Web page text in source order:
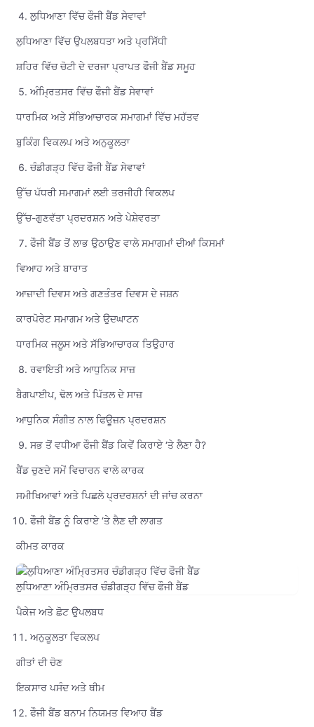
ਲੁਧਿਆਣਾ ਵਿੱਚ ਫੌਜੀ ਬੈਂਡ ਸੇਵਾਵਾਂ
ਲੁਧਿਆਣਾ ਵਿੱਚ ਉਪਲਬਧਤਾ ਅਤੇ ਪ੍ਰਸਿੱਧੀ
ਸ਼ਹਿਰ ਵਿੱਚ ਚੋਟੀ ਦੇ ਦਰਜਾ ਪ੍ਰਾਪਤ ਫੌਜੀ ਬੈਂਡ ਸਮੂਹ
ਅੰਮ੍ਰਿਤਸਰ ਵਿੱਚ ਫੌਜੀ ਬੈਂਡ ਸੇਵਾਵਾਂ
ਧਾਰਮਿਕ ਅਤੇ ਸੱਭਿਆਚਾਰਕ ਸਮਾਗਮਾਂ ਵਿੱਚ ਮਹੱਤਵ
ਬੁਕਿੰਗ ਵਿਕਲਪ ਅਤੇ ਅਨੁਕੂਲਤਾ
ਚੰਡੀਗੜ੍ਹ ਵਿੱਚ ਫੌਜੀ ਬੈਂਡ ਸੇਵਾਵਾਂ
ਉੱਚ ਪੱਧਰੀ ਸਮਾਗਮਾਂ ਲਈ ਤਰਜੀਹੀ ਵਿਕਲਪ
ਉੱਚ-ਗੁਣਵੱਤਾ ਪ੍ਰਦਰਸ਼ਨ ਅਤੇ ਪੇਸ਼ੇਵਰਤਾ
ਫੌਜੀ ਬੈਂਡ ਤੋਂ ਲਾਭ ਉਠਾਉਣ ਵਾਲੇ ਸਮਾਗਮਾਂ ਦੀਆਂ ਕਿਸਮਾਂ
ਵਿਆਹ ਅਤੇ ਬਾਰਾਤ
ਆਜ਼ਾਦੀ ਦਿਵਸ ਅਤੇ ਗਣਤੰਤਰ ਦਿਵਸ ਦੇ ਜਸ਼ਨ
ਕਾਰਪੋਰੇਟ ਸਮਾਗਮ ਅਤੇ ਉਦਘਾਟਨ
ਧਾਰਮਿਕ ਜਲੂਸ ਅਤੇ ਸੱਭਿਆਚਾਰਕ ਤਿਉਹਾਰ
ਰਵਾਇਤੀ ਅਤੇ ਆਧੁਨਿਕ ਸਾਜ਼
ਬੈਗਪਾਈਪ, ਢੋਲ ਅਤੇ ਪਿੱਤਲ ਦੇ ਸਾਜ਼
ਆਧੁਨਿਕ ਸੰਗੀਤ ਨਾਲ ਫਿਊਜ਼ਨ ਪ੍ਰਦਰਸ਼ਨ
ਸਭ ਤੋਂ ਵਧੀਆ ਫੌਜੀ ਬੈਂਡ ਕਿਵੇਂ ਕਿਰਾਏ ‘ਤੇ ਲੈਣਾ ਹੈ?
ਬੈਂਡ ਚੁਣਦੇ ਸਮੇਂ ਵਿਚਾਰਨ ਵਾਲੇ ਕਾਰਕ
ਸਮੀਖਿਆਵਾਂ ਅਤੇ ਪਿਛਲੇ ਪ੍ਰਦਰਸ਼ਨਾਂ ਦੀ ਜਾਂਚ ਕਰਨਾ
ਫੌਜੀ ਬੈਂਡ ਨੂੰ ਕਿਰਾਏ ‘ਤੇ ਲੈਣ ਦੀ ਲਾਗਤ
ਕੀਮਤ ਕਾਰਕ
ਲੁਧਿਆਣਾ ਅੰਮ੍ਰਿਤਸਰ ਚੰਡੀਗੜ੍ਹ ਵਿੱਚ ਫੌਜੀ ਬੈਂਡ
ਪੈਕੇਜ ਅਤੇ ਛੋਟ ਉਪਲਬਧ
ਅਨੁਕੂਲਤਾ ਵਿਕਲਪ
ਗੀਤਾਂ ਦੀ ਚੋਣ
ਇਕਸਾਰ ਪਸੰਦ ਅਤੇ ਥੀਮ
ਫੌਜੀ ਬੈਂਡ ਬਨਾਮ ਨਿਯਮਤ ਵਿਆਹ ਬੈਂਡ